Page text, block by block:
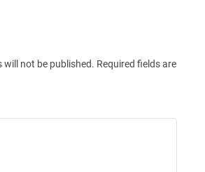
will not be published. Required fields are